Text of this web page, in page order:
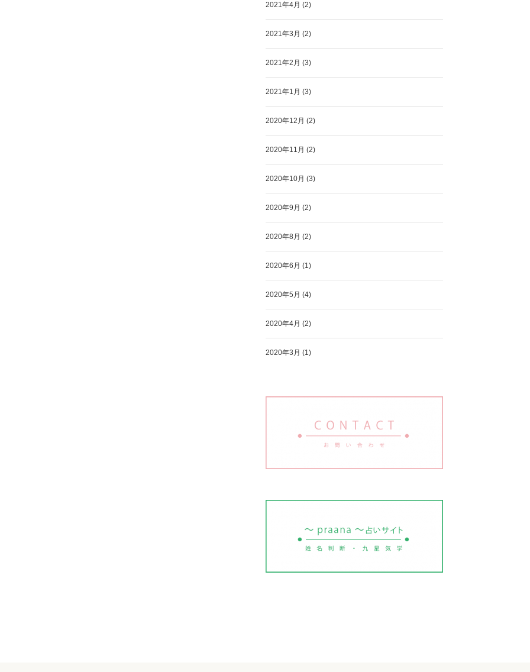
2021年4月 (2)
2021年3月 (2)
2021年2月 (3)
2021年1月 (3)
2020年12月 (2)
2020年11月 (2)
2020年10月 (3)
2020年9月 (2)
2020年8月 (2)
2020年6月 (1)
2020年5月 (4)
2020年4月 (2)
2020年3月 (1)